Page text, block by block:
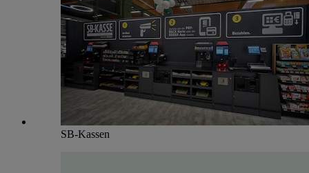
SB-Kassen